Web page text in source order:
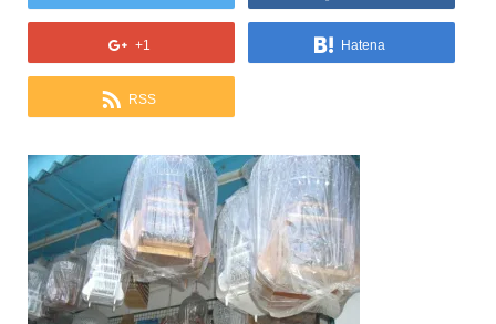
+1 Hatena
RSS